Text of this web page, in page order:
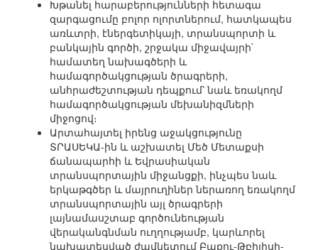
Խթանել հարաբերությունների հետագա
զարգացումը բոլոր ոլորտներում, հատկապես
առևտրի, էներգետիկայի, տրանսպորտի և
բանկային գործի, շրջակա միջավայրի`
համատեղ նախագծերի և
համագործակցության ծրագրերի,
անհրաժեշտության դեպքում՝ նաև եռակողմ
համագործակցության մեխանիզմների
միջոցով։
Արտահայտել իրենց աջակցությունը
ՏՐԱՍԵԿԱ-ին և աշխատել Մեծ Մետաքսի
ճանապարհի և Եվրասիական
տրանսպորտային միջանցքի, ինչպես նաև
երկաթգծեր և մայրուղիներ ներառող եռակողմ
տրանսպորտային այլ ծրագրերի
լայնամասշտաբ գործունեության
վերականգնման ուղղությամբ, կարևորել
նախատեսված ժամկետում Բաքու-Թբիլիսի-